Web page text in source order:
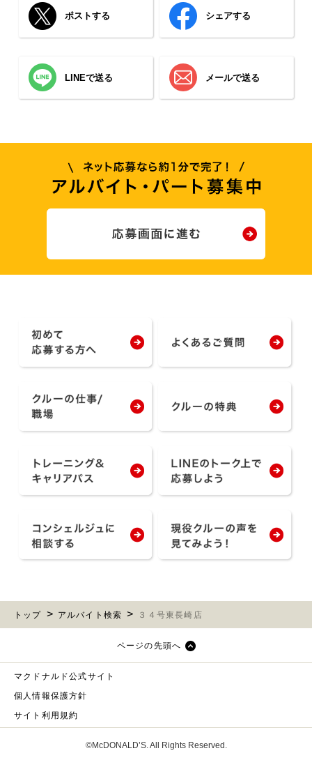
ポストする シェアする
LINEで送る メールで送る
トップ アルバイト検索 ３４号東長崎店
ページの先頭へ
マクドナルド公式サイト
個人情報保護方針
サイト利用規約
©McDONALD’S. All Rights Reserved.